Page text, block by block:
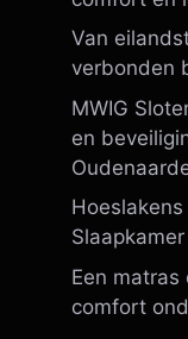
Van
verbonden
MWIG
en
Slaapkamer
Een matras
comfort